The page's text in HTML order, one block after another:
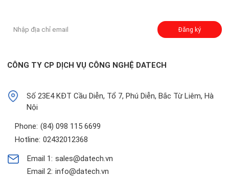
Đăng ký
CÔNG TY CP DỊCH VỤ CÔNG NGHỆ DATECH
Số 23E4 KĐT Cầu Diễn, Tổ 7, Phú Diễn, Bắc Từ Liêm, Hà
Nội
Phone: (84) 098 115 6699
Hotline: 02432012368
Email 1: sales@datech.vn
Email 2: info@datech.vn